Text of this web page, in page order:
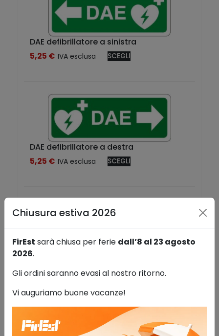
DAE defibrillatore a sinistra
5,25 € IVA esclusa SCEGLI
Q
r
d
o
h
a
p
ù
a
r
i
a
DAE defibrillatore a destra
5,25 € IVA esclusa SCEGLI
Q
t
o
p
r
d
t
t
o
h
Teca per DAE
€
esclusa
CARRELLO
Chiusura estiva 2026
FirEst sarà chiusa per ferie dall’8 al 23 agosto
2026.
Gli ordini saranno evasi al nostro ritorno.
Vi auguriamo buone vacanze!